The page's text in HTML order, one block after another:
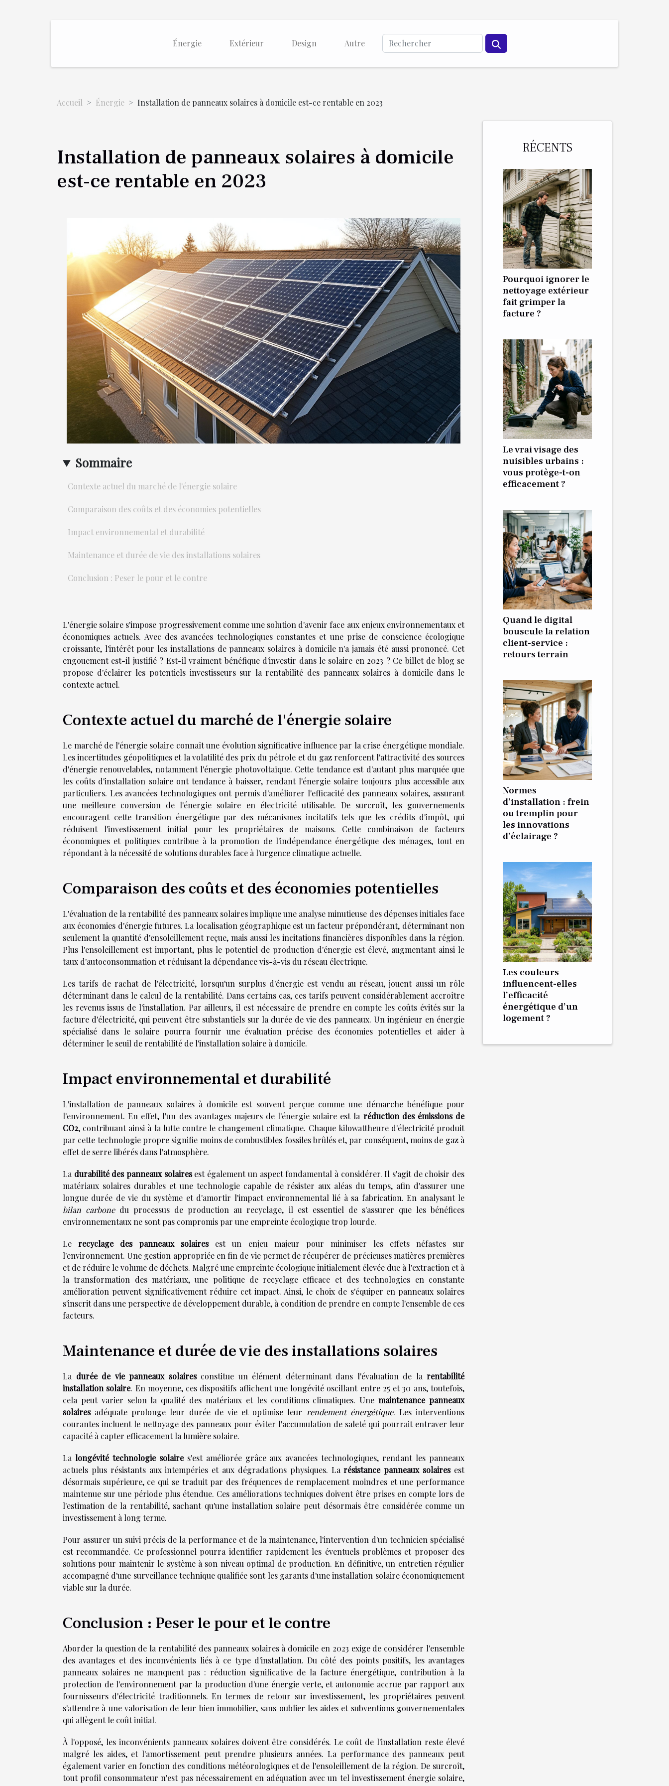
Énergie Extérieur Design Autre
Accueil Énergie Installation de panneaux solaires à domicile est-ce rentable en 2023
Installation de panneaux solaires à domicile
est-ce rentable en 2023
Sommaire
Contexte actuel du marché de l'énergie solaire
Comparaison des coûts et des économies potentielles
Impact environnemental et durabilité
Maintenance et durée de vie des installations solaires
Conclusion : Peser le pour et le contre
L'énergie solaire s'impose progressivement comme une solution d'avenir face aux enjeux environnementaux et
économiques actuels. Avec des avancées technologiques constantes et une prise de conscience écologique
croissante, l'intérêt pour les installations de panneaux solaires à domicile n'a jamais été aussi prononcé. Cet
engouement est-il justifié ? Est-il vraiment bénéfique d'investir dans le solaire en 2023 ? Ce billet de blog se
propose d'éclairer les potentiels investisseurs sur la rentabilité des panneaux solaires à domicile dans le
contexte actuel.
Contexte actuel du marché de l'énergie solaire
Le marché de l'énergie solaire connaît une évolution significative influence par la crise énergétique mondiale.
Les incertitudes géopolitiques et la volatilité des prix du pétrole et du gaz renforcent l'attractivité des sources
d'énergie renouvelables, notamment l'énergie photovoltaïque. Cette tendance est d'autant plus marquée que
les coûts d'installation solaire ont tendance à baisser, rendant l'énergie solaire toujours plus accessible aux
particuliers. Les avancées technologiques ont permis d'améliorer l'efficacité des panneaux solaires, assurant
une meilleure conversion de l'énergie solaire en électricité utilisable. De surcroît, les gouvernements
encouragent cette transition énergétique par des mécanismes incitatifs tels que les crédits d'impôt, qui
réduisent l'investissement initial pour les propriétaires de maisons. Cette combinaison de facteurs
économiques et politiques contribue à la promotion de l'indépendance énergétique des ménages, tout en
répondant à la nécessité de solutions durables face à l'urgence climatique actuelle.
Comparaison des coûts et des économies potentielles
L'évaluation de la rentabilité des panneaux solaires implique une analyse minutieuse des dépenses initiales face
aux économies d'énergie futures. La localisation géographique est un facteur prépondérant, déterminant non
seulement la quantité d'ensoleillement reçue, mais aussi les incitations financières disponibles dans la région.
Plus l'ensoleillement est important, plus le potentiel de production d'énergie est élevé, augmentant ainsi le
taux d'autoconsommation et réduisant la dépendance vis-à-vis du réseau électrique.
Les tarifs de rachat de l'électricité, lorsqu'un surplus d'énergie est vendu au réseau, jouent aussi un rôle
déterminant dans le calcul de la rentabilité. Dans certains cas, ces tarifs peuvent considérablement accroître
les revenus issus de l'installation. Par ailleurs, il est nécessaire de prendre en compte les coûts évités sur la
facture d'électricité, qui peuvent être substantiels sur la durée de vie des panneaux. Un ingénieur en énergie
spécialisé dans le solaire pourra fournir une évaluation précise des économies potentielles et aider à
déterminer le seuil de rentabilité de l'installation solaire à domicile.
Impact environnemental et durabilité
L'installation de panneaux solaires à domicile est souvent perçue comme une démarche bénéfique pour
l'environnement. En effet, l'un des avantages majeurs de l'énergie solaire est la réduction des émissions de
CO2, contribuant ainsi à la lutte contre le changement climatique. Chaque kilowattheure d'électricité produit
par cette technologie propre signifie moins de combustibles fossiles brûlés et, par conséquent, moins de gaz à
effet de serre libérés dans l'atmosphère.
La durabilité des panneaux solairesest également un aspect fondamental à considérer. Il s'agit de choisir des
matériaux solaires durables et une technologie capable de résister aux aléas du temps, afin d'assurer une
longue durée de vie du système et d'amortir l'impact environnemental lié à sa fabrication. En analysant le
bilan carbonedu processus de production au recyclage, il est essentiel de s'assurer que les bénéfices
environnementaux ne sont pas compromis par une empreinte écologique trop lourde.
Lerecyclage des panneaux solairesest un enjeu majeur pour minimiser les effets néfastes sur
l'environnement. Une gestion appropriée en fin de vie permet de récupérer de précieuses matières premières
et de réduire le volume de déchets. Malgré une empreinte écologique initialement élevée due à l'extraction et à
la transformation des matériaux, une politique de recyclage efficace et des technologies en constante
amélioration peuvent significativement réduire cet impact. Ainsi, le choix de s'équiper en panneaux solaires
s'inscrit dans une perspective de développement durable, à condition de prendre en compte l'ensemble de ces
facteurs.
Maintenance et durée de vie des installations solaires
La durée de vie panneaux solairesconstitue un élément déterminant dans l'évaluation de la rentabilité
installation solaire. En moyenne, ces dispositifs affichent une longévité oscillant entre 25 et 30 ans, toutefois,
cela peut varier selon la qualité des matériaux et les conditions climatiques. Unemaintenance panneaux
solairesadéquate prolonge leur durée de vie et optimise leur rendement énergétique. Les interventions
courantes incluent le nettoyage des panneaux pour éviter l'accumulation de saleté qui pourrait entraver leur
capacité à capter efficacement la lumière solaire.
La longévité technologie solaires'est améliorée grâce aux avancées technologiques, rendant les panneaux
actuels plus résistants aux intempéries et aux dégradations physiques. Larésistance panneaux solairesest
désormais supérieure, ce qui se traduit par des fréquences de remplacement moindres et une performance
maintenue sur une période plus étendue. Ces améliorations techniques doivent être prises en compte lors de
l'estimation de la rentabilité, sachant qu'une installation solaire peut désormais être considérée comme un
investissement à long terme.
Pour assurer un suivi précis de la performance et de la maintenance, l'intervention d'un technicien spécialisé
est recommandée. Ce professionnel pourra identifier rapidement les éventuels problèmes et proposer des
solutions pour maintenir le système à son niveau optimal de production. En définitive, un entretien régulier
accompagné d'une surveillance technique qualifiée sont les garants d'une installation solaire économiquement
viable sur la durée.
Conclusion : Peser le pour et le contre
Aborder la question de la rentabilité des panneaux solaires à domicile en 2023 exige de considérer l'ensemble
des avantages et des inconvénients liés à ce type d'installation. Du côté des points positifs, les avantages
panneaux solaires ne manquent pas : réduction significative de la facture énergétique, contribution à la
protection de l'environnement par la production d'une énergie verte, et autonomie accrue par rapport aux
fournisseurs d'électricité traditionnels. En termes de retour sur investissement, les propriétaires peuvent
s'attendre à une valorisation de leur bien immobilier, sans oublier les aides et subventions gouvernementales
qui allègent le coût initial.
À l'opposé, les inconvénients panneaux solaires doivent être considérés. Le coût de l'installation reste élevé
malgré les aides, et l'amortissement peut prendre plusieurs années. La performance des panneaux peut
également varier en fonction des conditions météorologiques et de l'ensoleillement de la région. De surcroît,
tout profil consommateur n'est pas nécessairement en adéquation avec un tel investissement énergie solaire,
RÉCENTS
Pourquoi ignorer le
nettoyage extérieur
fait grimper la
facture ?
Le vrai visage des
nuisibles urbains :
vous protège-t-on
efficacement ?
Quand le digital
bouscule la relation
client-service :
retours terrain
Normes
d’installation : frein
ou tremplin pour
les innovations
d’éclairage ?
Les couleurs
influencent-elles
l’efficacité
énergétique d’un
logement ?